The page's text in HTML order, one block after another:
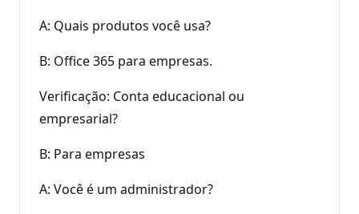
A: Quais produtos você usa?
B: Office 365 para empresas.
Verificação: Conta educacional ou
empresarial?
B: Para empresas
A: Você é um administrador?